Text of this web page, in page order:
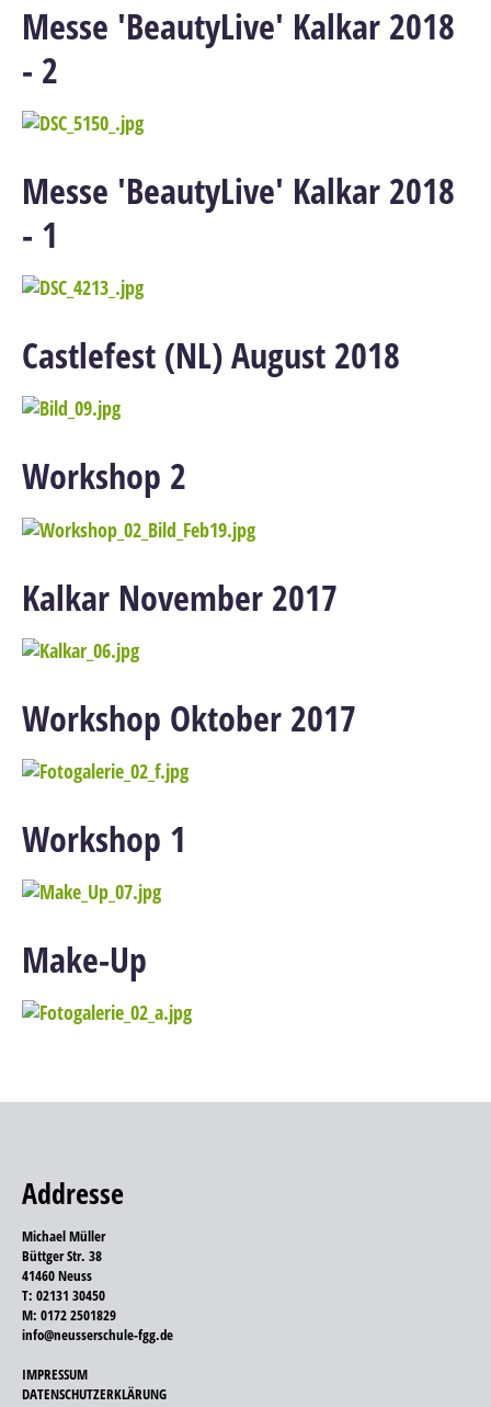
Messe 'BeautyLive' Kalkar 2018
- 2
Messe 'BeautyLive' Kalkar 2018
- 1
Castlefest (NL) August 2018
Workshop 2
Kalkar November 2017
Workshop Oktober 2017
Workshop 1
Make-Up
Addresse
Michael Müller
Büttger Str. 38
41460 Neuss
T: 02131 30450
M: 0172 2501829
info@neusserschule-fgg.de
IMPRESSUM
DATENSCHUTZERKLÄRUNG